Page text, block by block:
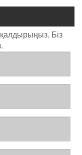
Біз